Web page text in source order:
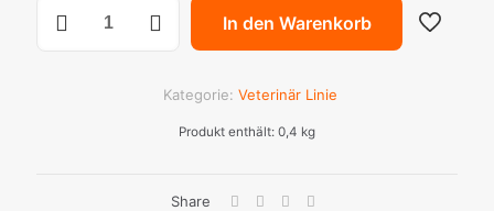
VetSolution
In den Warenkorb
Produkt enthält: 0,4 kg
Kategorie: Veterinär Linie
Share